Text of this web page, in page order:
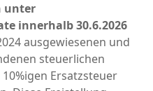
unter
innerhalb 30.6.2026
ausgewiesenen und
steuerlichen
Ersatzsteuer